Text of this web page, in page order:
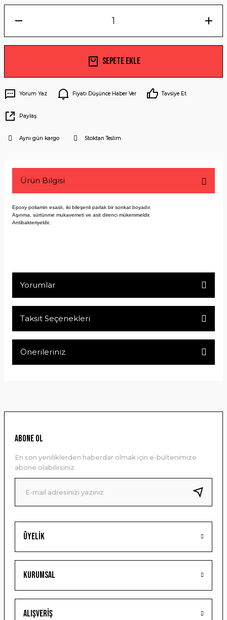
Sepete Ekle
Yorum Yaz Fiyatı Düşünce Haber Ver Tavsiye Et
Paylaş
Aynı gün kargo Stoktan Teslim
Ürün Bilgisi
Epoxy poliamin esaslı, iki bileşenli parlak bir sonkat boyadır.
Aşınma, sürtünme mukavemeti ve asit direnci mükemmeldir.
Antibakteriyeldir.
Yorumlar
Taksit Seçenekleri
Önerileriniz
Ürün resmi kalitesiz, bozuk veya görüntülenemiyor.
Ürün bilgilerinde hatalar bulunuyor.
Ürün fiyatı diğer sitelerden daha pahalı.
Bu ürüne benzer farklı alternatifler olmalı.
Gönder
Üyelik
Kurumsal
Alışveriş
ABONE OL
En son yeniliklerden haberdar olmak için e-bültenimize
abone olabilirsiniz.